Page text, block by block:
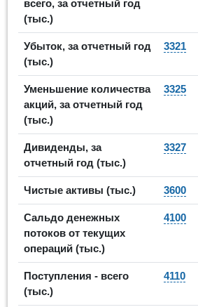
всего, за отчетный год
(тыс.)
Убыток, за отчетный год
(тыс.)
3321
Уменьшение количества
акций, за отчетный год
(тыс.)
3325
Дивиденды, за
отчетный год (тыс.)
3327
Чистые активы (тыс.) 3600
Сальдо денежных
потоков от текущих
операций (тыс.)
4100
Поступления - всего
(тыс.)
4110